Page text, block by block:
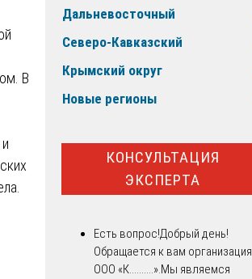
В
Дальневосточный
Северо-Кавказский
Крымский округ
Новые регионы
КОНСУЛЬТАЦИЯ
ЭКСПЕРТА
Есть вопрос!Добрый день!
Обращается к вам организация
ООО «К..........».Мы являемся